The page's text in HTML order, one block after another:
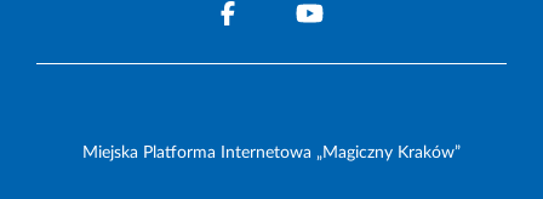
Miejska Platforma Internetowa „Magiczny Kraków”